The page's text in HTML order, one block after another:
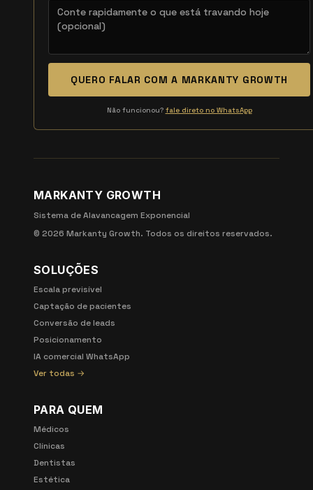
QUERO FALAR COM A MARKANTY GROWTH
Não funcionou? fale direto no WhatsApp
MARKANTY GROWTH
Sistema de Alavancagem Exponencial
© 2026 Markanty Growth. Todos os direitos reservados.
SOLUÇÕES
Escala previsível
Captação de pacientes
Conversão de leads
Posicionamento
IA comercial WhatsApp
Ver todas →
PARA QUEM
Médicos
Clínicas
Dentistas
Estética